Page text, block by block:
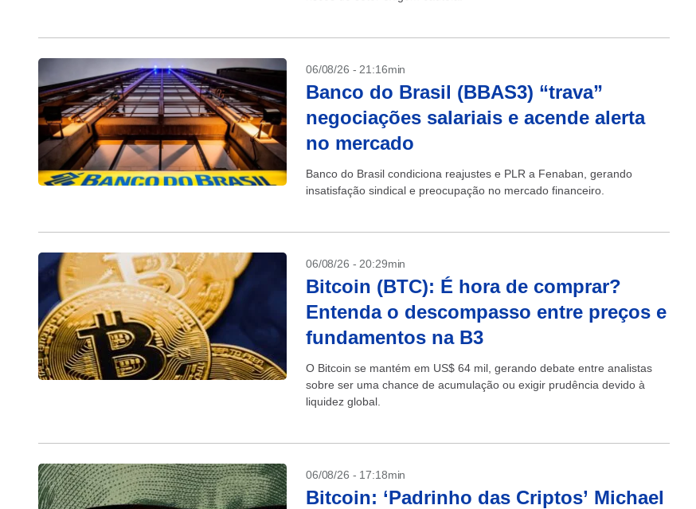
06/08/26 - 21:16min
Banco do Brasil (BBAS3) “trava”
negociações salariais e acende alerta
no mercado
Banco do Brasil condiciona reajustes e PLR a Fenaban, gerando
insatisfação sindical e preocupação no mercado financeiro.
06/08/26 - 20:29min
Bitcoin (BTC): É hora de comprar?
Entenda o descompasso entre preços e
fundamentos na B3
O Bitcoin se mantém em US$ 64 mil, gerando debate entre analistas
sobre ser uma chance de acumulação ou exigir prudência devido à
liquidez global.
06/08/26 - 17:18min
Bitcoin: ‘Padrinho das Criptos’ Michael